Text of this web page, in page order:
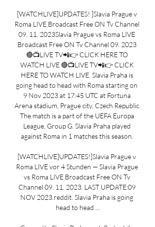
[WATCHLIVE]UPDATES! ]Slavia Prague v
Roma LIVE Broadcast Free ON Tv Channel
09. 11. 2023Slavia Prague vs Roma LIVE
Broadcast Free ON Tv Channel 09. 2023
🔴📺LIVE TV📲👉 CLICK HERE TO
WATCH LIVE 🔴📺LIVE TV📲👉 CLICK
HERE TO WATCH LIVE. Slavia Praha is
going head to head with Roma starting on
9 Nov 2023 at 17:45 UTC at Fortuna
Arena stadium, Prague city, Czech Republic.
The match is a part of the UEFA Europa
League, Group G. Slavia Praha played
against Roma in 1 matches this season.
[WATCHLIVE]UPDATES!]Slavia Prague v
Roma LIVE vor 4 Stunden — Slavia Prague
vs Roma LIVE Broadcast Free ON Tv
Channel 09. 11. 2023. LAST UPDATE:09
NOV 2023.reddit. Slavia Praha is going
head to head ...